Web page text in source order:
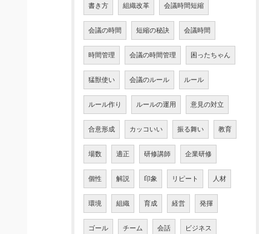
書き方 組織改革 会議時間短縮
会議の時間 短縮の秘訣 会議時間
時間管理 会議の時間管理 困ったちゃん
猛獣使い 会議のルール ルール
ルール作り ルールの運用 意見の対立
合意形成 カッコいい 振る舞い 教育
場数 適正 研修講師 企業研修
個性 解説 印象 リピート 人材
環境 組織 育成 経営 発揮
ゴール チーム 会話 ビジネス